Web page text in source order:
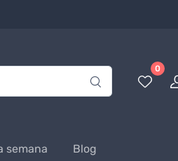
0
semana Blog